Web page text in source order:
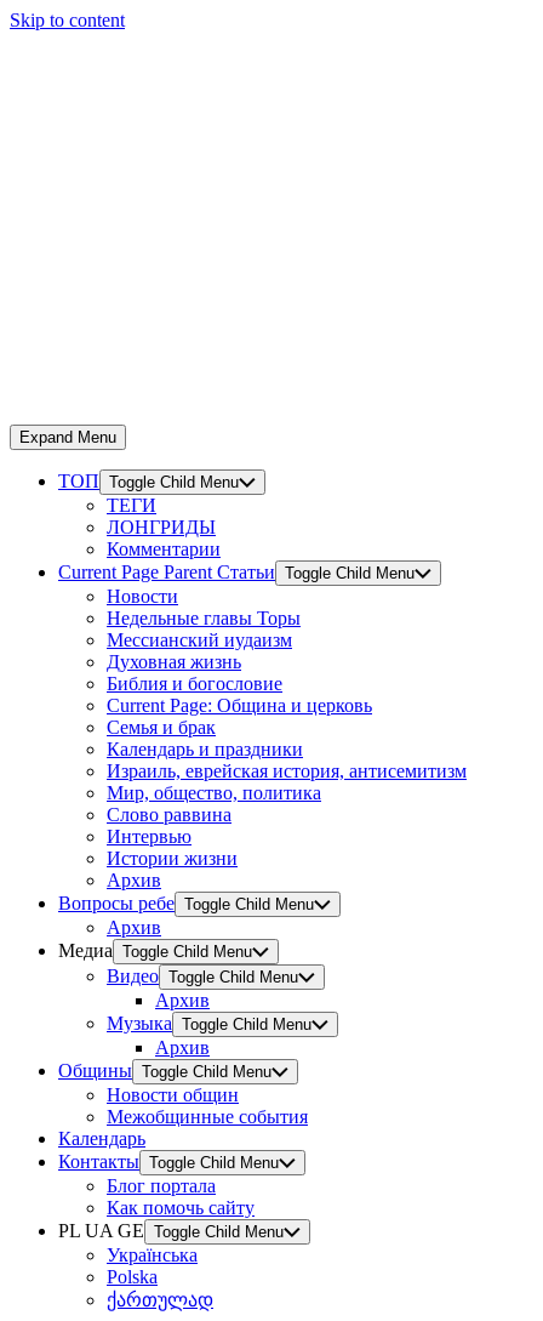
Skip to content
Expand Menu
ТОП Toggle Child Menu
ТЕГИ
ЛОНГРИДЫ
Комментарии
Current Page Parent Статьи Toggle Child Menu
Новости
Недельные главы Торы
Мессианский иудаизм
Духовная жизнь
Библия и богословие
Current Page: Община и церковь
Семья и брак
Календарь и праздники
Израиль, еврейская история, антисемитизм
Мир, общество, политика
Слово раввина
Интервью
Истории жизни
Архив
Вопросы ребе Toggle Child Menu
Архив
Медиа Toggle Child Menu
Видео Toggle Child Menu
Архив
Музыка Toggle Child Menu
Архив
Общины Toggle Child Menu
Новости общин
Межобщинные события
Календарь
Контакты Toggle Child Menu
Блог портала
Как помочь сайту
PL UA GE Toggle Child Menu
Українська
Polska
ქართულად